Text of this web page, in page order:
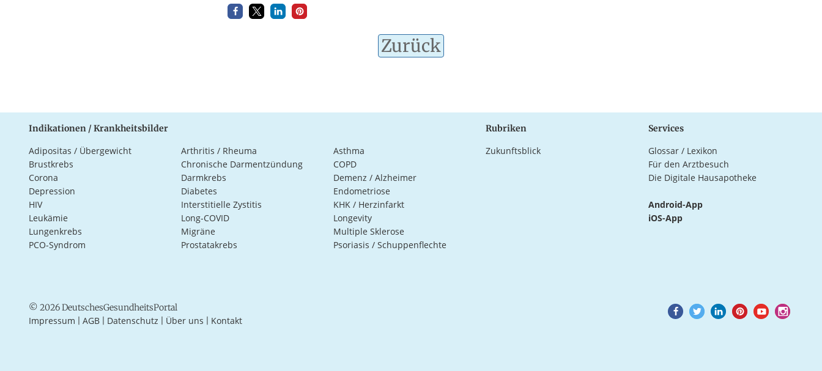
Zurück
Indikationen / Krankheitsbilder
Adipositas / Übergewicht Arthritis / Rheuma
Asthma
Brustkrebs
Chronische Darmentzündung
COPD
Corona
Darmkrebs
Demenz / Alzheimer
Depression
Diabetes
Endometriose
HIV
Interstitielle Zystitis
KHK / Herzinfarkt
Leukämie
Long-COVID
Longevity
Lungenkrebs
Migräne
Multiple Sklerose
PCO-Syndrom
Prostatakrebs Psoriasis / Schuppenflechte
Rubriken
Zukunftsblick
Services
Glossar / Lexikon
Für den Arztbesuch
Die Digitale Hausapotheke
Android-App
iOS-App
© 2026 DeutschesGesundheitsPortal
Impressum AGB Datenschutz Über uns Kontakt